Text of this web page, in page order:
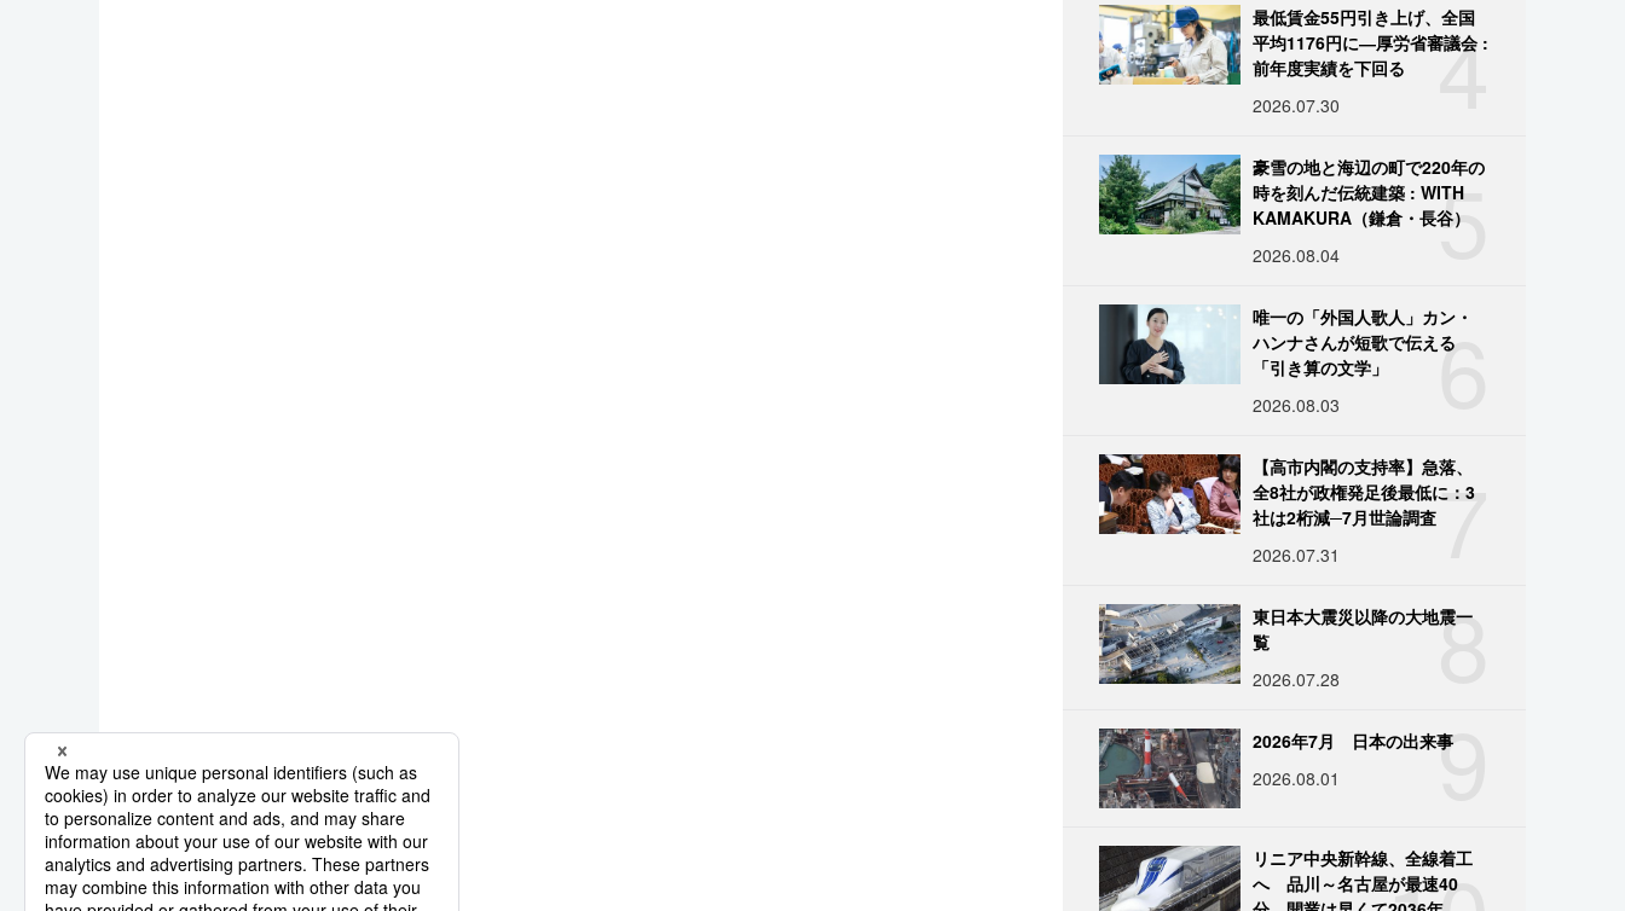
4
最低賃金55円引き上げ、全国
平均1176円に―厚労省審議会 :
前年度実績を下回る
2026.07.30
5
豪雪の地と海辺の町で220年の
時を刻んだ伝統建築 : WITH
KAMAKURA（鎌倉・長谷）
2026.08.04
6
唯一の「外国人歌人」カン・
ハンナさんが短歌で伝える
「引き算の文学」
2026.08.03
7
【高市内閣の支持率】急落、
全8社が政権発足後最低に：3
社は2桁減─7月世論調査
2026.07.31
8
東日本大震災以降の大地震一
覧
2026.07.28
9
2026年7月 日本の出来事
2026.08.01
リニア中央新幹線、全線着工
へ 品川～名古屋が最速40